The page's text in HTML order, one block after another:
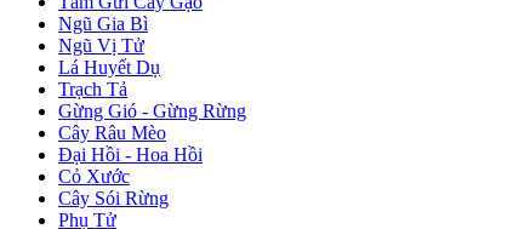
Ngũ Gia Bì
Ngũ Vị Tử
Lá Huyết Dụ
Trạch Tả
Gừng Gió - Gừng Rừng
Cây Râu Mèo
Đại Hồi - Hoa Hồi
Cỏ Xước
Cây Sói Rừng
Phụ Tử